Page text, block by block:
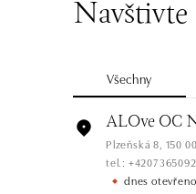
Navštivte
Všechny
ALOve OC
Plzeňská 8, 150
tel.:
dnes